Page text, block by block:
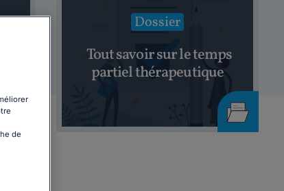
Dossier
Tout savoir sur le temps
partiel thérapeutique
de